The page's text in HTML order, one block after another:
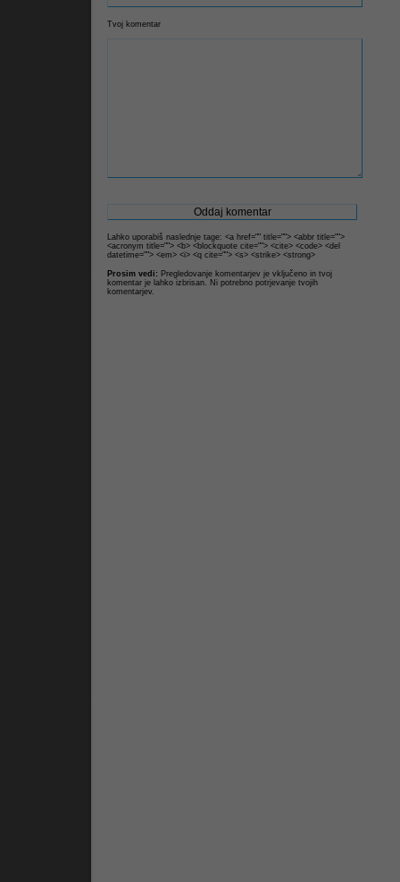
Tvoj komentar
Lahko uporabiš naslednje tage: <a href="" title=""> <abbr title="">
<acronym title=""> <b> <blockquote cite=""> <cite> <code> <del
datetime=""> <em> <i> <q cite=""> <s> <strike> <strong>
Prosim vedi: Pregledovanje komentarjev je vključeno in tvoj
komentar je lahko izbrisan. Ni potrebno potrjevanje tvojih
komentarjev.